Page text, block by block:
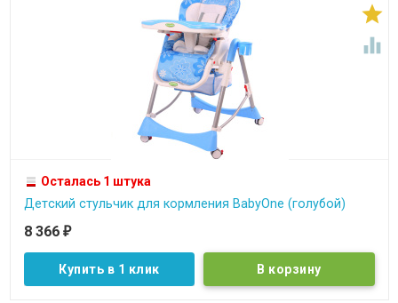


Осталась 1 штука
Детcкий стульчик для кормления BabyOne (голубой)
8 366 ₽
Купить в 1 клик